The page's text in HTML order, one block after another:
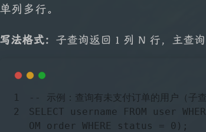
列多行。
写法格式： 子查询返回 1 列 N 行，主查
-- 示例：查询有未支付订单的用户（子
SELECT username FROM user
OM
order WHERE status = 0 );